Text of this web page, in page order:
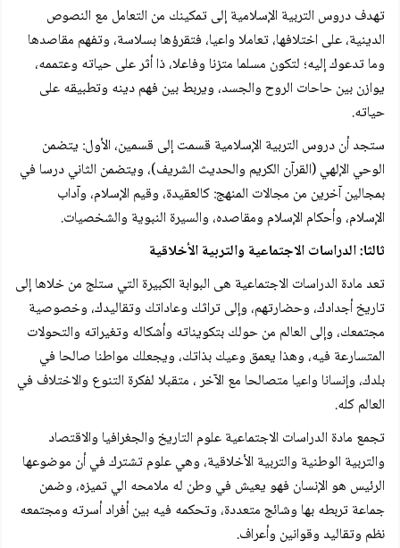
تهدف دروس التربية الإسلامية إلى تمكينك من التعامل مع النصوص
الدينية، على اختلافها، تعاملا واعيا، فتقرؤها بسلاسة، وتفهم مقاصدها
وما تدعوك إليه؛ لتكون مسلما متزنا وفاعلا، ذا أثر على حياته وعتممه،
يوازن بين حاحات الروح والجسد، ويربط بين فهم دينه وتطبيقه على
حياته.
ستجد أن دروس التربية الإسلامية قسمت إلى قسمين، الأول: يتضمن
الوحي الإلهي (القرآن الكريم والحديث الشريف)، ويتضمن الثاني درسا في
بمجالين آخرين من مجالات المنهج: كالعقيدة، وقيم الإسلام، وآداب
الإسلام، وأحكام الإسلام ومقاصده، والسيرة النبوية والشخصيات.
ثالثا: الدراسات الاجتماعية والتربية الأخلاقية
تعد مادة الدراسات الاجتماعية هى البوابة الكبيرة التي ستلج من خلاها إلى
تاريخ أجدادك، وحضارتهم، وإلى تراثك وعاداتك وتقاليدك، وخصوصية
مجتمعك، وإلى العالم من حولك بتكويناته وأشكاله وتغيراته والتحولات
المتسارعة فيه، وهذا يعمق وعيك بذاتك، ويجعلك مواطنا صالحا في
بلدك، وإنسانا واعيا متصالحا مع الآخر ، متقبلا لفكرة التنوع والاختلاف في
العالم كله.
تجمع مادة الدراسات الاجتماعية علوم التاريخ والجغرافيا والاقتصاد
والتربية الوطنية والتربية الأخلاقية، وهي علوم تشترك في أن موضوعها
الرئيس هو الإنسان فهو يعيش في وطن له ملامحه الي تميزه، وضمن
جماعة تربطه بها وشائج متعددة، وتحكمه فيه بين أفراد أسرته ومجتمعه
نظم وتقاليد وقوانين وأعراف.